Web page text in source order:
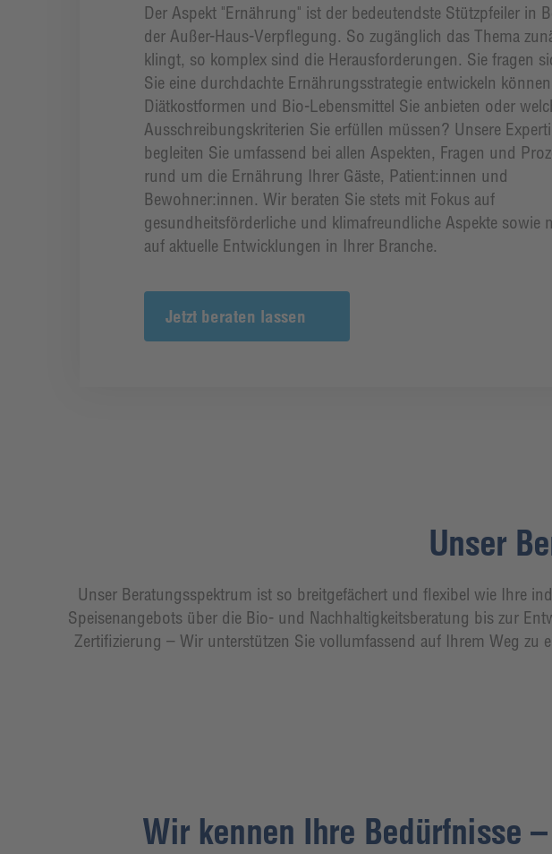
Der Aspekt "Ernährung" ist der bedeutendste Stützpfeiler in
der Außer-Haus-Verpflegung. So zugänglich das Thema
klingt, so komplex sind die Herausforderungen. Sie fragen
Sie eine durchdachte Ernährungsstrategie entwickeln
Diätkostformen und Bio-Lebensmittel Sie anbieten oder
Ausschreibungskriterien Sie erfüllen müssen? Unsere
begleiten Sie umfassend bei allen Aspekten, Fragen und
rund um die Ernährung Ihrer Gäste, Patient:innen und
Bewohner:innen. Wir beraten Sie stets mit Fokus auf
gesundheitsförderliche und klimafreundliche Aspekte sowie
auf aktuelle Entwicklungen in Ihrer Branche.
Jetzt beraten lassen
Unser
Unser Beratungsspektrum ist so breitgefächert und flexibel wie Ihre
Speisenangebots über die Bio- und Nachhaltigkeitsberatung bis zur
Zertifizierung – Wir unterstützen Sie vollumfassend auf Ihrem Weg
Wir kennen Ihre Bedürfnisse